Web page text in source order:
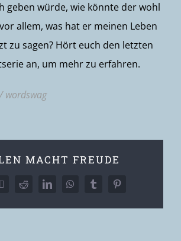
geben würde, wie könnte der wohl
allem, was hat er meinen Leben
zu sagen? Hört euch den letzten
an, um mehr zu erfahren.
wordswag
MACHT FREUDE
X RedditLinkedInWhatsAppTumblrPinterest